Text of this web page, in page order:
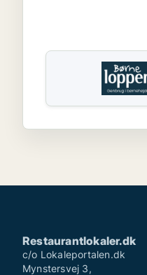
Restaurantlokaler.dk
c/o Lokaleportalen.dk
Mynstersvej 3,